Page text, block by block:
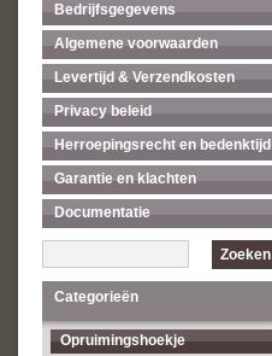
Bedrijfsgegevens
Algemene voorwaarden
Levertijd & Verzendkosten
Privacy beleid
Herroepingsrecht en bedenktijd
Garantie en klachten
Documentatie
Zoeken
Categorieën
Opruimingshoekje